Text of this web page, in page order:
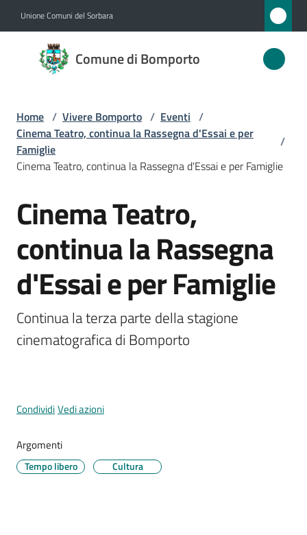
Unione Comuni del Sorbara
Comune di Bomporto
Comune
di
Amministrazione
Servizi
Vivere
Bomporto
Menu selezionato
Seguici
su
Home / Vivere Bomporto / Eventi /
Cinema Teatro, continua la Rassegna d'Essai e per
Famiglie
/
Cinema Teatro, continua la Rassegna d'Essai e per Famiglie
Salta al contenuto
Cinema Teatro,
continua la Rassegna
d'Essai e per Famiglie
Continua la terza parte della stagione
cinematografica di Bomporto
CondividiVedi azioni
Argomenti
Tempo libero Cultura